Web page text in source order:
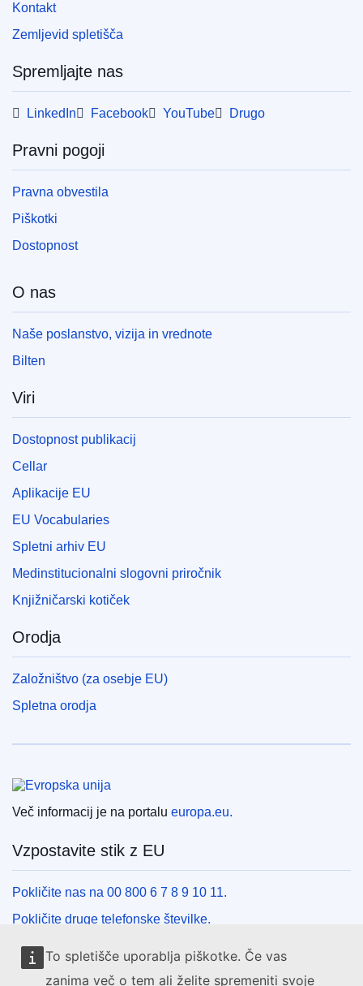
To spletišče uporablja piškotke. Če vas
zanima več o tem ali želite spremeniti svoje
Kontakt
Zemljevid spletišča
Spremljajte nas
LinkedIn Facebook YouTube Drugo
Pravni pogoji
Pravna obvestila
Piškotki
Dostopnost
O nas
Naše poslanstvo, vizija in vrednote
Bilten
Viri
Dostopnost publikacij
Cellar
Aplikacije EU
EU Vocabularies
Spletni arhiv EU
Medinstitucionalni slogovni priročnik
Knjižničarski kotiček
Orodja
Založništvo (za osebje EU)
Spletna orodja
Več informacij je na portalu europa.eu.
Vzpostavite stik z EU
Pokličite nas na 00 800 6 7 8 9 10 11.
Pokličite druge telefonske številke.
Pišite nam s kontaktnim obrazcem.
Obiščite nas v enem od centrov EU.